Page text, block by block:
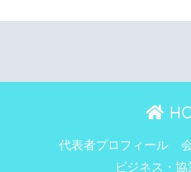
代表者プロフィール
ビジネス・